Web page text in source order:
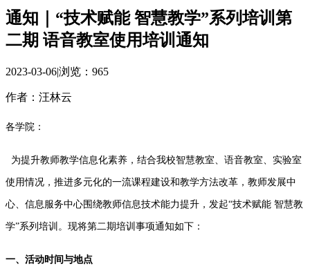
通知｜“技术赋能 智慧教学”系列培训第
二期 语音教室使用培训通知
2023-03-06|浏览： 965
作者：汪林云
各学院：
为提升教师教学信息化素养，结合我校智慧教室、语音教室、实验室
使用情况，推进多元化的一流课程建设和教学方法改革，教师发展中
心、信息服务中心围绕教师信息技术能力提升，发起“技术赋能 智慧教
学”系列培训。现将第二期培训事项通知如下：
一、活动时间与地点